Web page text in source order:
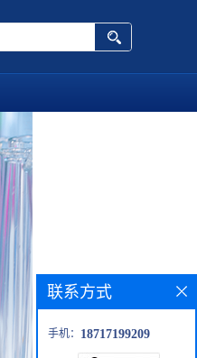
联系方式
手机： 18717199209